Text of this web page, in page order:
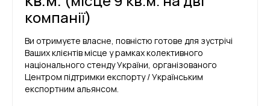
компанії)
Ви отримуєте власне, повністю готове для зустрічі
Ваших клієнтів місце у рамках колективного
національного стенду України, організованого
Центром підтримки експорту / Українським
експортним альянсом.